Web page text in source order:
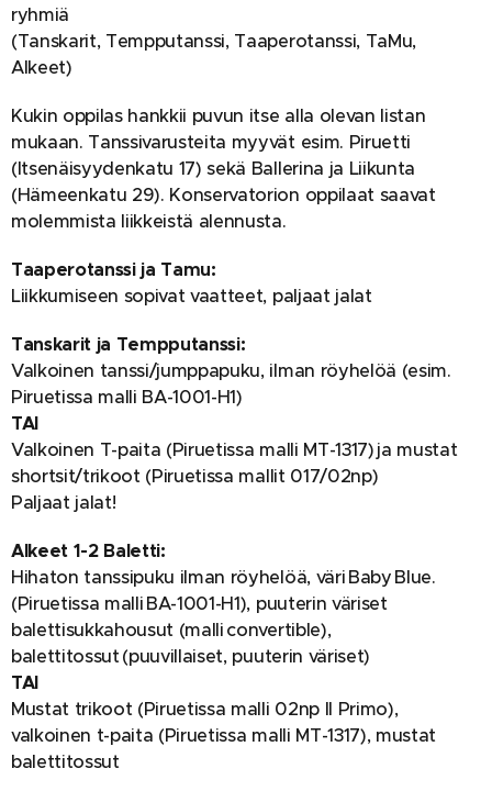
ryhmiä
(Tanskarit, Tempputanssi, Taaperotanssi, TaMu,
Alkeet)
Kukin oppilas hankkii puvun itse alla olevan listan
mukaan. Tanssivarusteita myyvät esim. Piruetti
(Itsenäisyydenkatu 17) sekä Ballerina ja Liikunta
(Hämeenkatu 29). Konservatorion oppilaat saavat
molemmista liikkeistä alennusta.
Taaperotanssi ja Tamu:
Liikkumiseen sopivat vaatteet, paljaat jalat
Tanskarit ja Tempputanssi:
Valkoinen tanssi/jumppapuku, ilman röyhelöä (esim.
Piruetissa malli BA-1001-H1)
TAI
Valkoinen T-paita (Piruetissa malli MT-1317) ja mustat
shortsit/trikoot (Piruetissa mallit 017/02np)
Paljaat jalat!
Alkeet 1-2 Baletti:
Hihaton tanssipuku ilman röyhelöä, väri Baby Blue.
(Piruetissa malli BA-1001-H1), puuterin väriset
balettisukkahousut (malli convertible),
balettitossut (puuvillaiset, puuterin väriset)
TAI
Mustat trikoot (Piruetissa malli 02np Il Primo),
valkoinen t-paita (Piruetissa malli MT-1317), mustat
balettitossut